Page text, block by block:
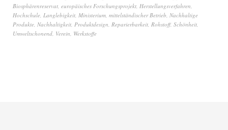
Biosphärenreservat, europäisches Forschungsprojekt, Herstellungsverfahren,
Hochschule, Langlebigkeit, Ministerium, mittelständischer Betrieb, Nachhaltige
Produkte, Nachhaltigkeit, Produktdesign, Reparierbarkeit, Rohstoff, Schönheit,
Umweltschonend, Verein, Werkstoffe